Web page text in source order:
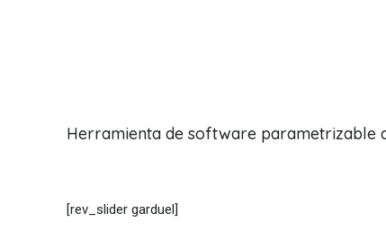
Herramienta de software parametrizable
[rev_slider garduel]